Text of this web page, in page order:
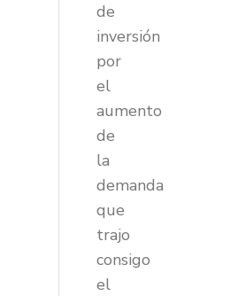
de
inversión
por
el
aumento
de
la
demanda
que
trajo
consigo
el